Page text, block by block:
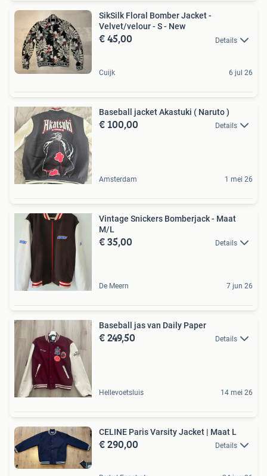
SikSilk Floral Bomber Jacket -
Velvet/velour - S - New
€ 45,00 Details
Cuijk 6 jul 26
Baseball jacket Akastuki ( Naruto )
€ 100,00 Details
Amsterdam 1 mei 26
Vintage Snickers Bomberjack - Maat
M/L
€ 35,00 Details
De Meern 7 jun 26
Baseball jas van Daily Paper
€ 249,50 Details
Hellevoetsluis 14 mei 26
CELINE Paris Varsity Jacket | Maat L
€ 290,00 Details